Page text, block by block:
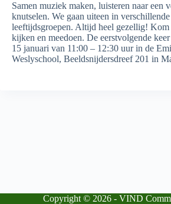
Samen muziek maken, luisteren naar een
knutselen. We gaan uiteen in verschillende
leeftijdsgroepen. Altijd heel gezellig! Kom
kijken en meedoen. De eerstvolgende
15 januari van 11:00 – 12:30 uur in de
Weslyschool, Beeldsnijdersdreef 201 in
Copyright © 2026 - VIND